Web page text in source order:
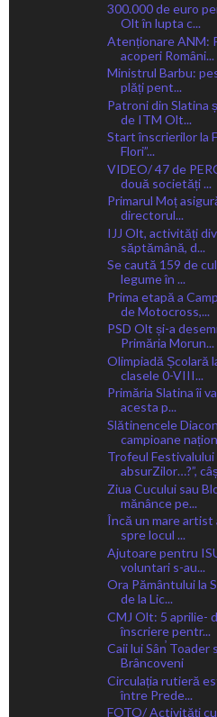
300.000 de euro
Olt în lupta c...
Atenționare ANM:
acoperi Români...
Ministrul Barbu:
plăți pent...
Patroni din Slatina
de ITM Olt...
Start înscrierilor la
Flori”...
VIDEO/ 47 de
două societăți ...
Primarul Moț
directorul...
IJJ Olt, activități
săptămână, d...
Se caută 159 de
legume în ...
Prima etapă a
de Motocross,...
PSD Olt și-a
Primăria Morun...
Olimpiadă Școlară
clasele 0-VIII...
Primăria Slatina îi
acesta p...
Slătinencele
campioane
Trofeul Festivalului
absurZilor…?”,
Ziua Cucului sau
mănânce pe...
Încă un mare artist
spre locul ...
Ajutoare pentru
voluntari s-au...
Ora Pământului la
de la Lic...
CMJ Olt: 5 aprilie-
înscriere pentr...
Caii lui Sân̕ Toader
Brâncoveni
Circulația rutieră
între Prede...
FOTO/ Activități